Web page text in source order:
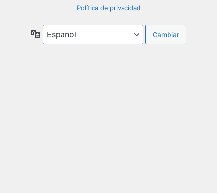
Política de privacidad
Idioma